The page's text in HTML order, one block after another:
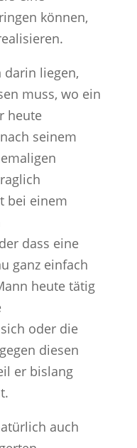
können,
darin liegen,
muss, wo ein
heute
seinem
bei einem
dass eine
ganz einfach
heute tätig
oder die
diesen
er bislang
auch